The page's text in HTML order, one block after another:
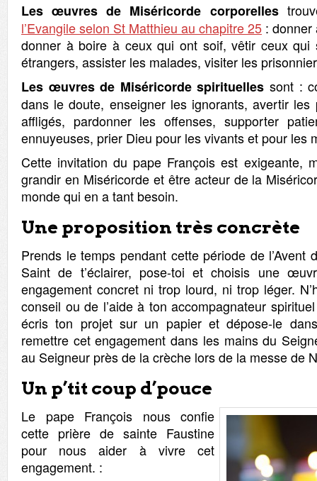
Les œuvres de Miséricorde corporelles
l’Evangile selon St Matthieu au chapitre 25 : donner
donner à boire à ceux qui ont soif, vêtir ceux qui
étrangers, assister les malades, visiter les
Les œuvres de Miséricorde spirituelles sont :
dans le doute, enseigner les ignorants, avertir les
affligés, pardonner les offenses, supporter
ennuyeuses, prier Dieu pour les vivants et pour les
Cette invitation du pape François est exigeante,
grandir en Miséricorde et être acteur de la
monde qui en a tant besoin.
Une proposition très concrète
Prends le temps pendant cette période de l’Avent
Saint de t’éclairer, pose-toi et choisis une
engagement concret ni trop lourd, ni trop léger.
conseil ou de l’aide à ton accompagnateur
écris ton projet sur un papier et dépose-le
remettre cet engagement dans les mains du
au Seigneur près de la crèche lors de la messe de
Un p’tit coup d’pouce
Le pape François nous confie
cette prière de sainte Faustine
pour nous aider à vivre cet
engagement. :